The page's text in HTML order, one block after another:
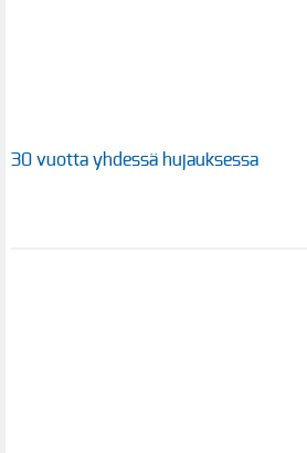
30 vuotta yhdessä hujauksessa